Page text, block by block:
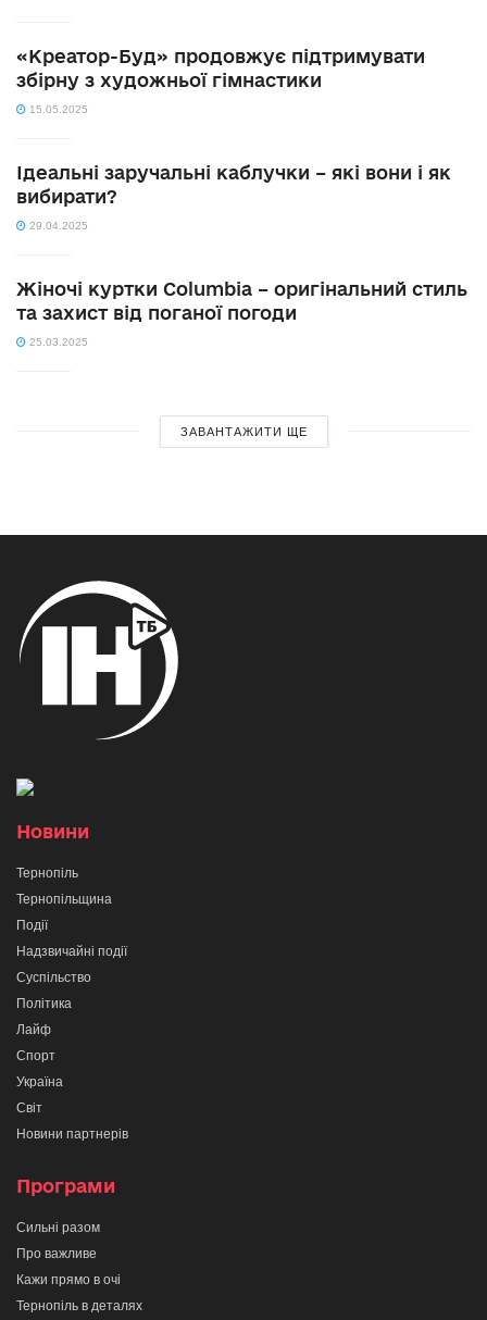
«Креатор-Буд» продовжує підтримувати
збірну з художньої гімнастики
15.05.2025
Ідеальні заручальні каблучки – які вони і як
вибирати?
29.04.2025
Жіночі куртки Columbia – оригінальний стиль
та захист від поганої погоди
25.03.2025
ЗАВАНТАЖИТИ ЩЕ
Новини
Тернопіль
Тернопільщина
Події
Надзвичайні події
Суспільство
Політика
Лайф
Спорт
Україна
Світ
Новини партнерів
Програми
Сильні разом
Про важливе
Кажи прямо в очі
Тернопіль в деталях